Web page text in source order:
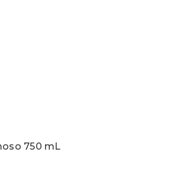
750 mL